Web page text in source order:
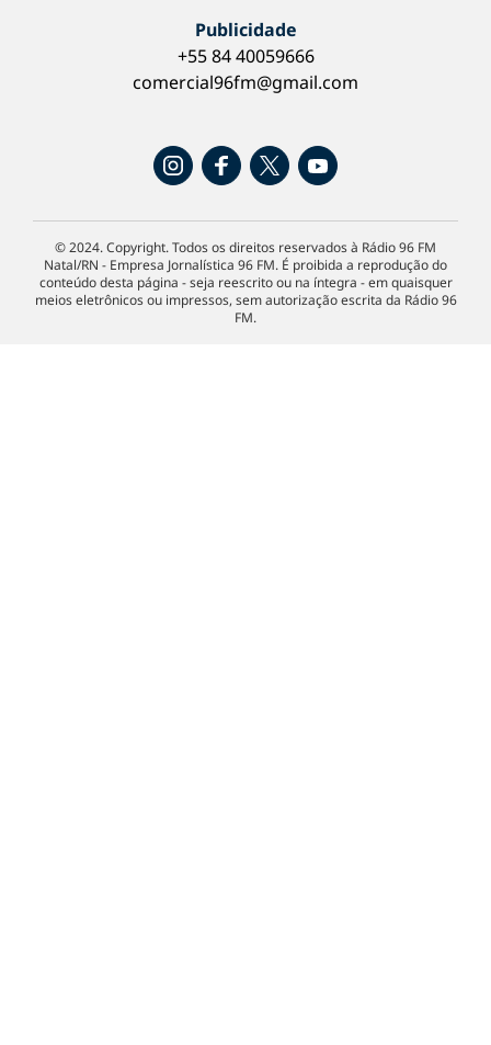
Publicidade
+55 84 40059666
comercial96fm@gmail.com
© 2024. Copyright. Todos os direitos reservados à Rádio 96 FM
Natal/RN - Empresa Jornalística 96 FM. É proibida a reprodução do
conteúdo desta página - seja reescrito ou na íntegra - em quaisquer
meios eletrônicos ou impressos, sem autorização escrita da Rádio 96
FM.